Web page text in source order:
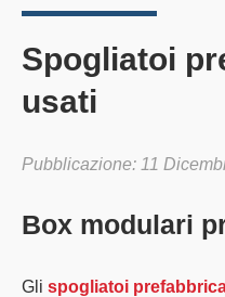
Spogliatoi
usati
Pubblicazione: 11
Box modulari
Gli spogliatoi